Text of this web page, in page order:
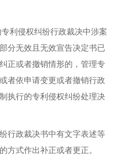
利侵权纠纷行政裁决中涉案
分无效且无效宣告决定书已
正或者撤销情形的，管理专
者依申请变更或者撤销行政
执行的专利侵权纠纷处理决
行政裁决书中有文字表述等
方式作出补正或者更正。